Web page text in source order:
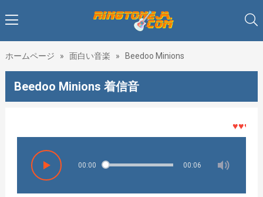
ホームページ » 面白い音楽 » Beedoo Minions
Beedoo Minions 着信音
♥♥♥着メ
00:00 00:06